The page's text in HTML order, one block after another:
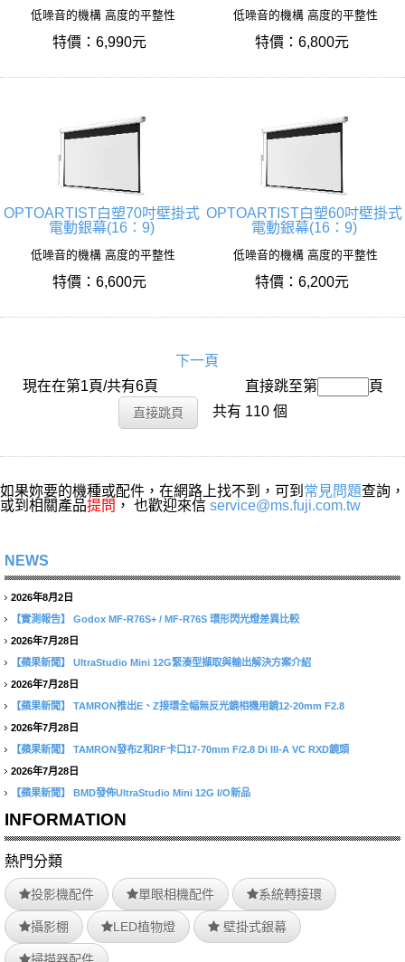
低噪音的機構 高度的平整性
特價：6,990元
低噪音的機構 高度的平整性
特價：6,800元
OPTOARTIST白塑70吋壁掛式
電動銀幕(16：9)
低噪音的機構 高度的平整性
特價：6,600元
OPTOARTIST白塑60吋壁掛式
電動銀幕(16：9)
低噪音的機構 高度的平整性
特價：6,200元
下一頁
現在在第1頁/共有6頁
直接跳至第
頁
共有 110 個
如果妳要的機種或配件，在網路上找不到，可到 常見問題查詢，
或到相關產品提問 ， 也歡迎來信 service@ms.fuji.com.tw
NEWS
2026年8月2日
【實測報告】
Godox MF-R76S+ / MF-R76S 環形閃光燈差異比較
2026年7月28日
【蘋果新聞】
UltraStudio Mini 12G緊湊型擷取與輸出解決方案介紹
2026年7月28日
【蘋果新聞】
TAMRON推出E、Z接環全幅無反光鏡相機用鏡12-20mm F2.8
2026年7月28日
【蘋果新聞】
TAMRON發布Z和RF卡口17-70mm F/2.8 Di III-A VC RXD鏡頭
2026年7月28日
【蘋果新聞】
BMD發佈UltraStudio Mini 12G I/O新品
INFORMATION
熱門分類
投影機配件 單眼相機配件 系統轉接環
攝影棚 LED植物燈 壁掛式銀幕